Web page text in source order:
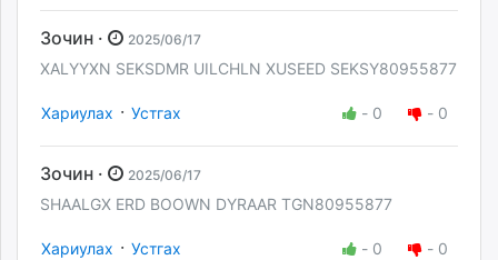
Зочин · 2025/06/17
XALYYXN SEKSDMR UILCHLN XUSEED SEKSY80955877
Хариулах · Устгах - 0 - 0
Зочин · 2025/06/17
SHAALGX ERD BOOWN DYRAAR TGN80955877
Хариулах · Устгах - 0 - 0